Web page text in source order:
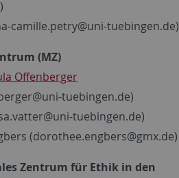
camille.petry@uni-tuebingen.de)
(MZ)
Offenberger
tuebingen.de)
tuebingen.de)
(dorothee.engbers@gmx.de)
Zentrum für Ethik in den